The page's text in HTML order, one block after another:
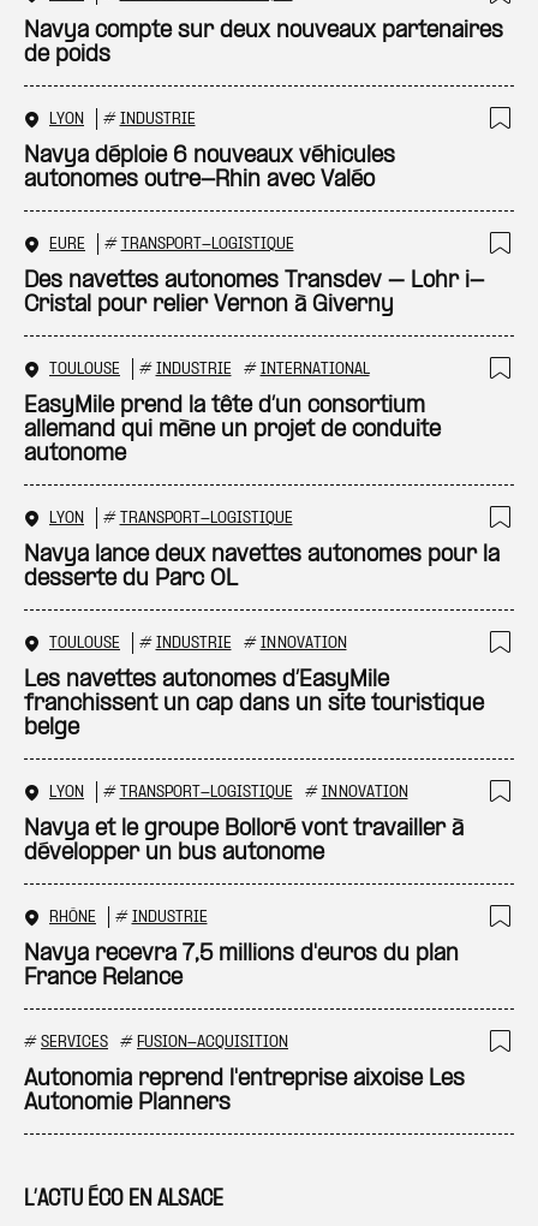
L’ACTU ÉCO EN ALSACE
Navya compte sur deux nouveaux partenaires
de poids
LYON # INDUSTRIE
Navya déploie 6 nouveaux véhicules
autonomes outre-Rhin avec Valéo
EURE # TRANSPORT-LOGISTIQUE
Des navettes autonomes Transdev – Lohr i-
Cristal pour relier Vernon à Giverny
TOULOUSE # INDUSTRIE # INTERNATIONAL
EasyMile prend la tête d’un consortium
allemand qui mène un projet de conduite
autonome
LYON # TRANSPORT-LOGISTIQUE
Navya lance deux navettes autonomes pour la
desserte du Parc OL
TOULOUSE # INDUSTRIE # INNOVATION
Les navettes autonomes d’EasyMile
franchissent un cap dans un site touristique
belge
LYON # TRANSPORT-LOGISTIQUE # INNOVATION
Navya et le groupe Bolloré vont travailler à
développer un bus autonome
RHÔNE # INDUSTRIE
Navya recevra 7,5 millions d'euros du plan
France Relance
# SERVICES # FUSION-ACQUISITION
Autonomia reprend l'entreprise aixoise Les
Autonomie Planners